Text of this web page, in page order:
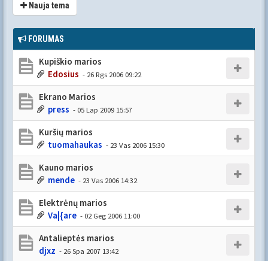
Nauja tema
FORUMAS
Kupiškio marios
Edosius - 26 Rgs 2006 09:22
Ekrano Marios
press - 05 Lap 2009 15:57
Kuršių marios
tuomahaukas - 23 Vas 2006 15:30
Kauno marios
mende - 23 Vas 2006 14:32
Elektrėnų marios
Va|{are - 02 Geg 2006 11:00
Antalieptės marios
djxz - 26 Spa 2007 13:42